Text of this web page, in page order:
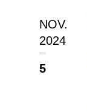
NOV.
2024
5